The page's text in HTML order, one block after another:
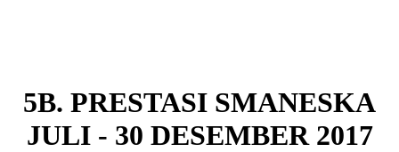
5B. PRESTASI SMANESKA
JULI - 30 DESEMBER 2017